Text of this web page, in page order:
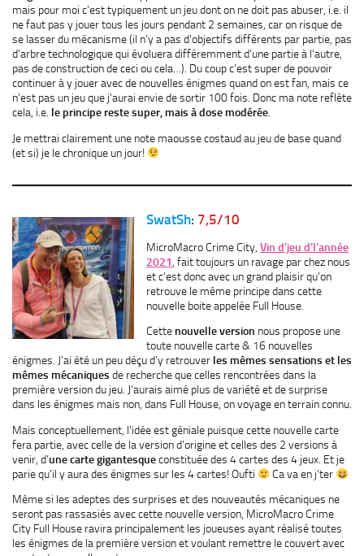
mais pour moi c’est typiquement un jeu dont on ne doit pas abuser, i.e. il
ne faut pas y jouer tous les jours pendant 2 semaines, car on risque de
se lasser du mécanisme (il n’y a pas d’objectifs différents par partie, pas
d’arbre technologique qui évoluera différemment d’une partie à l’autre,
pas de construction de ceci ou cela…). Du coup c’est super de pouvoir
continuer à y jouer avec de nouvelles énigmes quand on est fan, mais ce
n’est pas un jeu que j’aurai envie de sortir 100 fois. Donc ma note reflète
cela, i.e. le principe reste super, mais à dose modérée.
Je mettrai clairement une note maousse costaud au jeu de base quand
(et si) je le chronique un jour!
SwatSh: 7,5/10
MicroMacro Crime City, Vin d’jeu d’l’année
2021 , fait toujours un ravage par chez nous
et c’est donc avec un grand plaisir qu’on
retrouve le même principe dans cette
nouvelle boite appelée Full House.
Cette nouvelle version nous propose une
toute nouvelle carte & 16 nouvelles
énigmes. J’ai été un peu déçu d’y retrouver les mêmes sensations et les
mêmes mécaniques de recherche que celles rencontrées dans la
première version du jeu. J’aurais aimé plus de variété et de surprise
dans les énigmes mais non, dans Full House, on voyage en terrain connu.
Mais conceptuellement, l’idée est géniale puisque cette nouvelle carte
fera partie, avec celle de la version d’origine et celles des 2 versions à
venir, d’une carte gigantesqueconstituée des 4 cartes des 4 jeux. Et je
parie qu’il y aura des énigmes sur les 4 cartes! Oufti
Ca va en j’ter
Même si les adeptes des surprises et des nouveautés mécaniques ne
seront pas rassasiés avec cette nouvelle version, MicroMacro Crime
City Full House ravira principalement les joueuses ayant réalisé toutes
les énigmes de la première version et voulant remettre le couvert avec